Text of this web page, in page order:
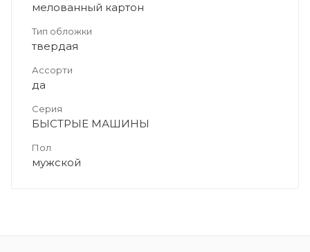
мелованный картон
Тип обложки
твердая
Ассорти
да
Серия
БЫСТРЫЕ МАШИНЫ
Пол
мужской